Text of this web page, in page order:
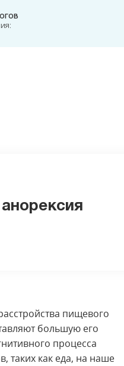
пищевого
большую его
процесса
таких как еда, на наше